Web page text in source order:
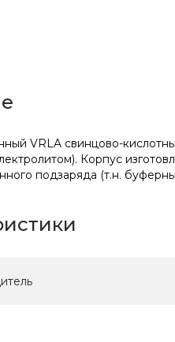
VRLA cвинцово-
Корпус
подзаряда (т.н.